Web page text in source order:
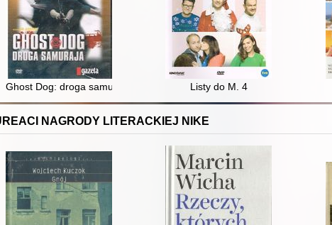
Ghost Dog: droga samuraja Listy do M. 4
NAGRODY LITERACKIEJ NIKE